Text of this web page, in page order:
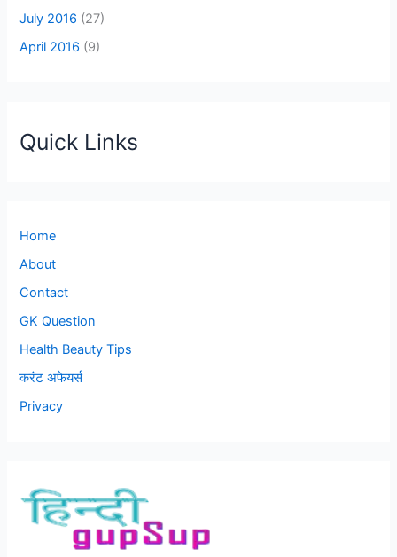
July 2016 (27)
April 2016 (9)
Quick Links
Home
About
Contact
GK Question
Health Beauty Tips
करंट अफेयर्स
Privacy